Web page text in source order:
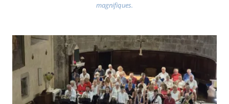
magnifiques.